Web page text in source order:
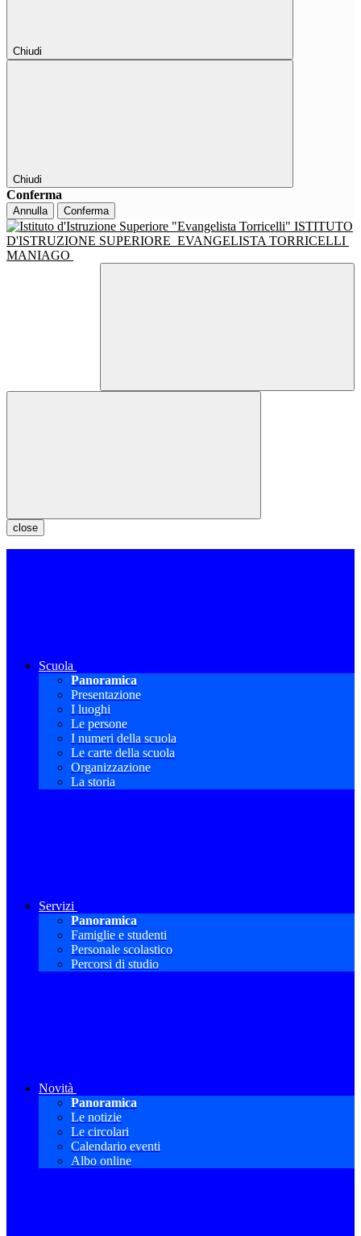
Chiudi
Chiudi
Conferma
Annulla Conferma
ISTITUTO
D'ISTRUZIONE SUPERIORE EVANGELISTA TORRICELLI
MANIAGO
close
Scuola
Panoramica
Presentazione
I luoghi
Le persone
I numeri della scuola
Le carte della scuola
Organizzazione
La storia
Servizi
Panoramica
Famiglie e studenti
Personale scolastico
Percorsi di studio
Novità
Panoramica
Le notizie
Le circolari
Calendario eventi
Albo online